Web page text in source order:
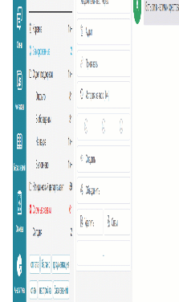
Свернуть/развернуть
37 Предыдущие
38Подсвечивание текста
39
Скрыть кнопки заявки
40Запись меток из
41
История заявок по полю
История заявок
43 Дополнительная панель
44
Наблюдатели
45Подтверждение макроса
46Внешние ссылки